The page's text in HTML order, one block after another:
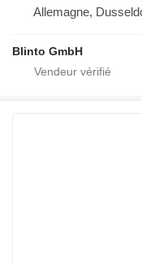
Allemagne,
Blinto GmbH